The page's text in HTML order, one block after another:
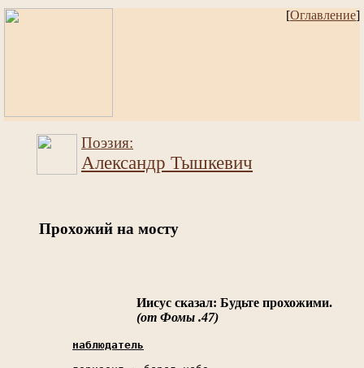
[Оглавление]
Поэзия:
Александр Тышкевич
Прохожий на мосту
Иисус сказал: Будьте прохожими.
(от Фомы .47)
наблюдатель